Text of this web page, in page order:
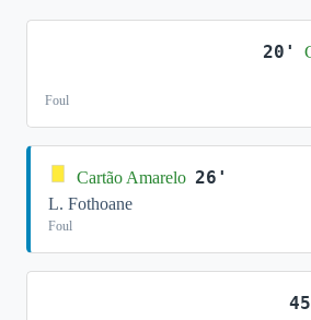
20'
Foul
Cartão Amarelo 26'
L. Fothoane
Foul